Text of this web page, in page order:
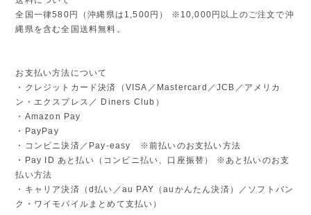
全国一律580円（沖縄県は1,500円） ※10,000円以上のご注文で沖
縄県を含む全国送料無料。
お支払い方法について
・クレジットカード決済（VISA／Mastercard／JCB／アメリカ
ン・エクスプレス／ Diners Club）
・Amazon Pay
・PayPay
・コンビニ決済／Pay-easy ※前払いのお支払い方法
・Pay ID あと払い（コンビニ払い、口座振替） ※あと払いのお支
払い方法
・キャリア決済（d払い／au PAY（auかんたん決済）／ソフトバン
ク・ワイモバイルまとめて支払い）